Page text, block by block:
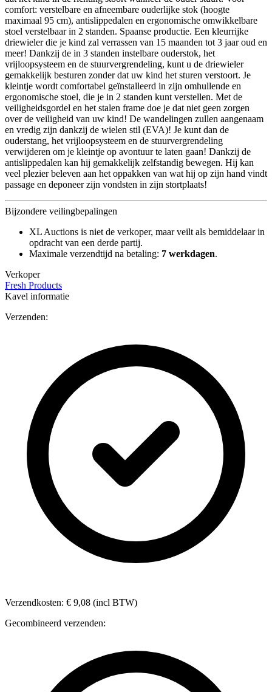
comfort: verstelbare en afneembare ouderlijke stok (hoogte
maximaal 95 cm), antislippedalen en ergonomische omwikkelbare
stoel verstelbaar in 2 standen. Spaanse productie. Een kleurrijke
driewieler die je kind zal verrassen van 15 maanden tot 3 jaar oud en
meer! Dankzij de in 3 standen instelbare ouderstok, het
vrijloopsysteem en de stuurvergrendeling, kunt u de driewieler
gemakkelijk besturen zonder dat uw kind het sturen verstoort. Je
kleintje wordt comfortabel geïnstalleerd in zijn omhullende en
ergonomische stoel, die je in 2 standen kunt verstellen. Met de
veiligheidsgordel en het stalen frame doe je dat niet geen zorgen
over de veiligheid van uw kind! De wandelingen zullen aangenaam
en vredig zijn dankzij de wielen stil (EVA)! Je kunt dan de
ouderstang, het vrijloopsysteem en de stuurvergrendeling
verwijderen om je kleintje op avontuur te laten gaan! Dankzij de
antislippedalen kan hij gemakkelijk zelfstandig bewegen. Hij kan
veel plezier beleven aan het oppakken van wat hij op zijn hand vindt
passage en deponeer zijn vondsten in zijn stortplaats!
Bijzondere veilingbepalingen
XL Auctions is niet de verkoper, maar veilt als bemiddelaar in
opdracht van een derde partij.
Maximale verzendtijd na betaling: 7 werkdagen.
Verkoper
Fresh Products
Kavel informatie
Verzenden:
Verzendkosten: € 9,08 (incl BTW)
Gecombineerd verzenden: